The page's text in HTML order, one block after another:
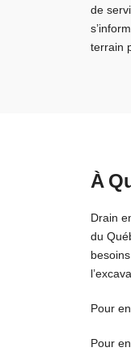
de
terrain
À
Drain
du
Pour
Pour